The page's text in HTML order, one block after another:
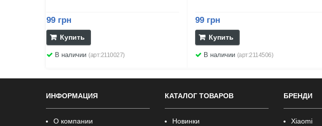
99 грн
Купить
В наличии (арт:2110027)
99 грн
Купить
В наличии (арт:2114506)
ИНФОРМАЦИЯ
О компании
КАТАЛОГ ТОВАРОВ
Новинки
БРЕНДИ
Xiaomi